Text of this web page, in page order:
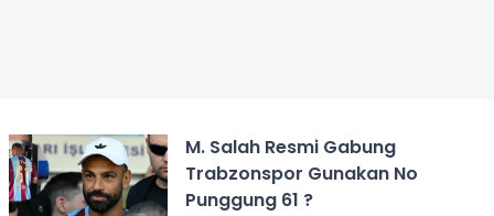
M. Salah Resmi Gabung
Trabzonspor Gunakan No
Punggung 61 ?